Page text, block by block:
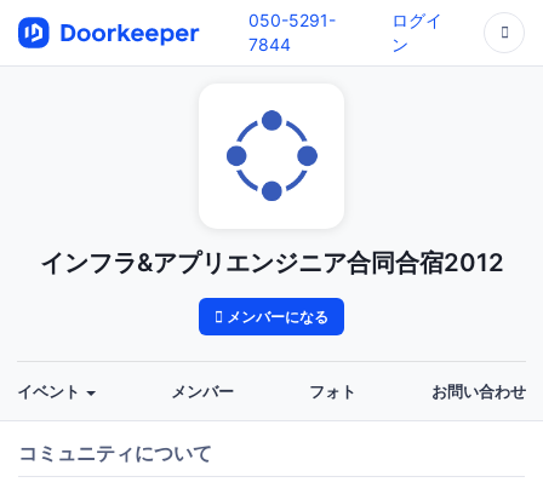
050-5291-
7844
ログイ
ン
インフラ&アプリエンジニア合同合宿2012
メンバーになる
イベント メンバー フォト お問い合わせ
コミュニティについて